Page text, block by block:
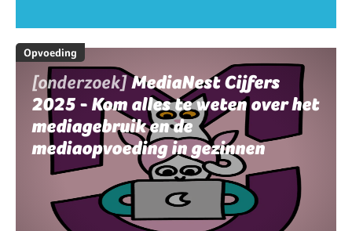
Opvoeding
[onderzoek]MediaNest Cijfers
2025 - Kom alles te weten over het
mediagebruik en de
mediaopvoeding in gezinnen